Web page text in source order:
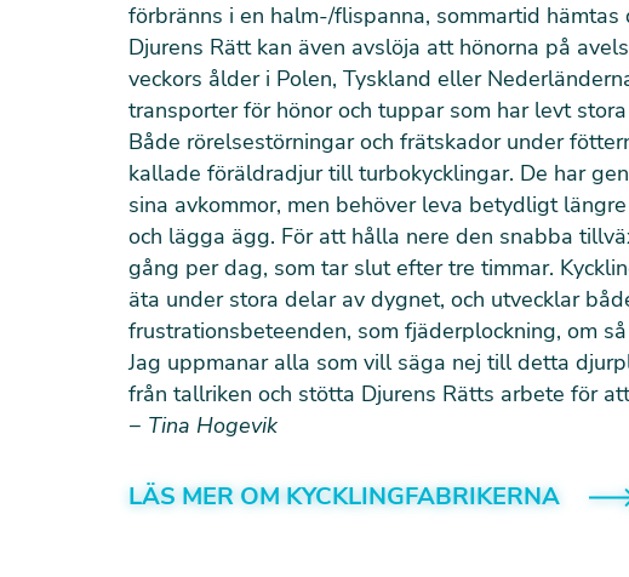
förbränns i en halm-/flispanna, sommartid hämtas
Djurens Rätt kan även avslöja att hönorna på
veckors ålder i Polen, Tyskland eller
transporter för hönor och tuppar som har levt
Både rörelsestörningar och frätskador under
kallade föräldradjur till turbokycklingar. De har
sina avkommor, men behöver leva betydligt
och lägga ägg. För att hålla nere den snabba
gång per dag, som tar slut efter tre timmar.
äta under stora delar av dygnet, och utvecklar
frustrationsbeteenden, som fjäderplockning, om
Jag uppmanar alla som vill säga nej till detta
från tallriken och stötta Djurens Rätts arbete för
− Tina Hogevik
LÄS MER OM KYCKLINGFABRIKERNA